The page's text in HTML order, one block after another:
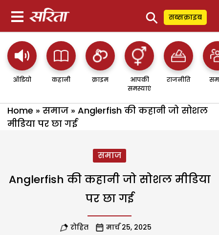
⚲ सब्सक्राइब
ऑडियो कहानी क्राइम
आपकी
समस्याएं
राजनीति
Home » समाज » Anglerfish की कहानी जो सोशल
मीडिया पर छा गई
समाज
Anglerfish की कहानी जो सोशल मीडिया
पर छा गई
रोहित मार्च 25, 2025